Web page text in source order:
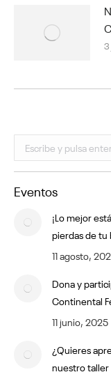
Buscar:
Eventos
¡Lo mejor
pierdas de tu
11 agosto,
Dona y
Continental
11 junio, 2025
¿Quieres
nuestro